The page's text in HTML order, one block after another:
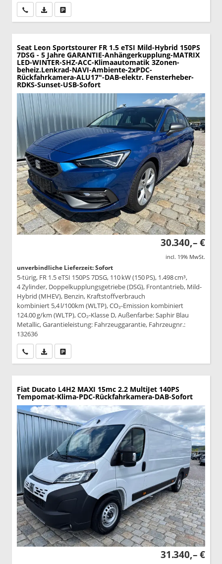
Wir rufen Sie anPDF-Datei, Fahrzeugexposé drucken
Seat Leon Sportstourer FR 1.5 eTSI Mild-Hybrid 150PS
7DSG - 5 Jahre GARANTIE-Anhängerkupplung-MATRIX
LED-WINTER-SHZ-ACC-Klimaautomatik 3Zonen-
beheiz.Lenkrad-NAVI-Ambiente-2xPDC-
Rückfahrkamera-ALU17"-DAB-elektr. Fensterheber-
RDKS-Sunset-USB-Sofort
30.340,– €
incl. 19% MwSt.
unverbindliche Lieferzeit: Sofort
5-türig, FR 1.5 eTSI 150PS 7DSG, 110 kW (150 PS), 1.498 cm³,
4 Zylinder, Doppelkupplungsgetriebe (DSG), Frontantrieb, Mild-
Hybrid (MHEV), Benzin, Kraftstoffverbrauch
kombiniert 5,4 l/100km (WLTP), CO₂-Emission kombiniert
124.00 g/km (WLTP), CO₂-Klasse D, Außenfarbe: Saphir Blau
Metallic, Garantieleistung: Fahrzeuggarantie, Fahrzeugnr.:
132636
Wir rufen Sie anPDF-Datei, Fahrzeugexposé drucken
Fiat Ducato L4H2 MAXI 15mc 2.2 MultiJet 140PS
Tempomat-Klima-PDC-Rückfahrkamera-DAB-Sofort
31.340,– €